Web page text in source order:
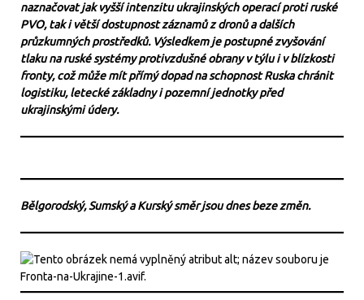
naznačovat jak vyšší intenzitu ukrajinských operací proti ruské
PVO, tak i větší dostupnost záznamů z dronů a dalších
průzkumných prostředků. Výsledkem je postupné zvyšování
tlaku na ruské systémy protivzdušné obrany v týlu i v blízkosti
fronty, což může mít přímý dopad na schopnost Ruska chránit
logistiku, letecké základny i pozemní jednotky před
ukrajinskými údery.
Bělgorodský, Sumský a Kurský směr jsou dnes beze změn.